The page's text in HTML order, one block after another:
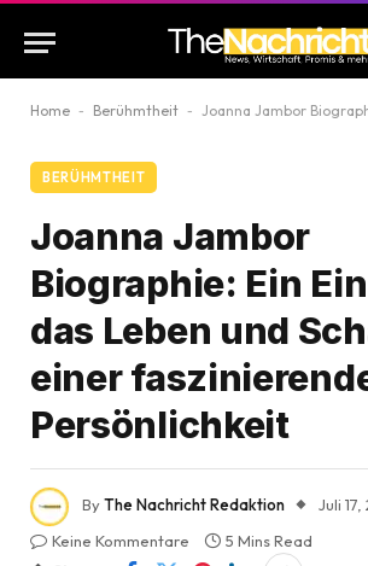
Home - Berühmtheit - Joanna Jambor Biographie: Ein Einblick in das Leben
BERÜHMTHEIT
Joanna Jambor
Biographie: Ein
das Leben und
einer
Persönlichkeit
ByThe Nachricht Redaktion
Juli 17,
Keine Kommentare
5 Mins Read